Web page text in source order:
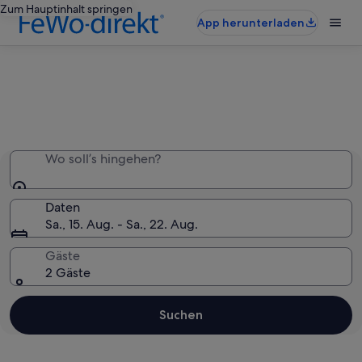
Zum Hauptinhalt springen
App herunterladen
Wo soll’s hingehen?
Daten
Sa., 15. Aug. - Sa., 22. Aug.
Gäste
2 Gäste
Suchen